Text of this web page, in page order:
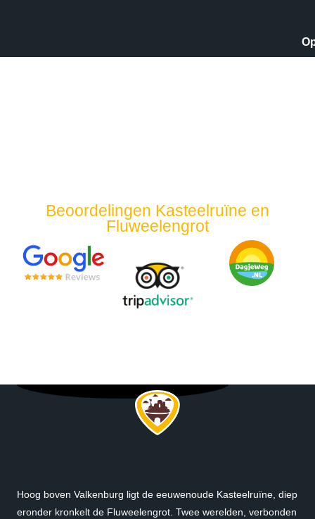
Beoordelingen Kasteelruïne en
Fluweelengrot
Hoog boven Valkenburg ligt de eeuwenoude Kasteelruïne, diep
eronder kronkelt de Fluweelengrot. Twee werelden, verbonden